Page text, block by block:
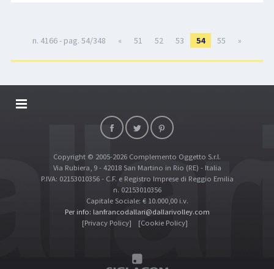
n. 4166 - pag. 54/348 « 51 52 53 54 55 »
DALLARIVOLLEY SOSTIENE
TOP RICERCHE
SITE MAP
Copyright © 2005-2026 Complemento Oggetto S.r.l.
Via Rubiera, 9 - 42018 San Martino in Rio (RE) - Italia
P.IVA: 02153010356 - C.F. e Registro Imprese di Reggio Emilia
n. 02153010356
Capitale Sociale: € 10.000,00 i.v.
Per info: lanfrancodallari@dallarivolley.com
[Privacy Policy]
[Cookie Policy]